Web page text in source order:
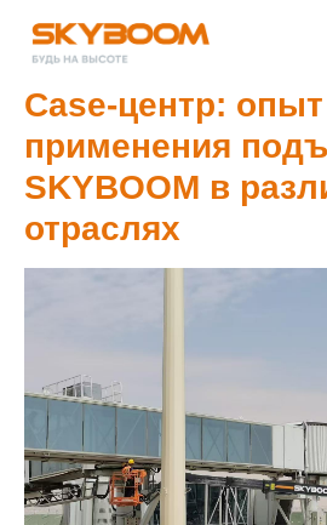
Case-центр: опыт
применения
SKYBOOM в
отраслях